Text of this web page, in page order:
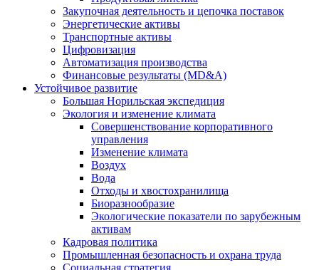
Закупочная деятельность и цепочка поставок
Энергетические активы
Транспортные активы
Цифровизация
Автоматизация производства
Финансовые результаты (MD&A)
Устойчивое развитие
Большая Норильская экспедиция
Экология и изменение климата
Совершенствование корпоративного
управления
Изменение климата
Воздух
Вода
Отходы и хвостохранилища
Биоразнообразие
Экологические показатели по зарубежным
активам
Кадровая политика
Промышленная безопасность и охрана труда
Социальная стратегия